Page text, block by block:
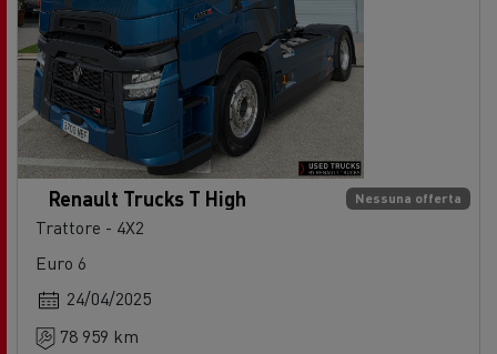
Nessuna offerta
Renault Trucks T High
Trattore - 4X2
Euro 6
24/04/2025
78 959 km